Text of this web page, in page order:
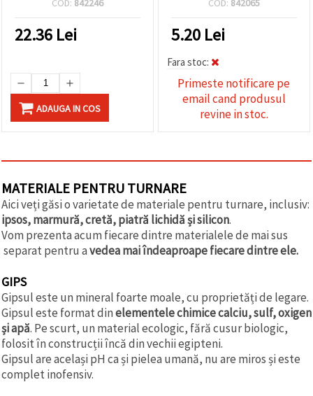
22.36 Lei
ADAUGA IN COS
DIY și modelism — finisaj
cu aspect de piatră
5.20 Lei
Fara stoc:
Primeste notificare pe
email cand produsul
revine in stoc.
MATERIALE PENTRU TURNARE
Aici veți găsi o varietate de materiale pentru turnare, inclusiv:
ipsos, marmură, cretă, piatră lichidă și silicon.
Vom prezenta acum fiecare dintre materialele de mai sus
separat pentru avedea mai îndeaproape fiecare dintre ele.
GIPS
Gipsul este un mineral foarte moale, cu proprietăți de legare.
Gipsul este format dinelementele chimice calciu, sulf, oxigen
și apă. Pe scurt, un material ecologic, fără cusur biologic,
folosit în construcții încă din vechii egipteni.
Gipsul are același pH ca și pielea umană, nu are miros și este
complet inofensiv.